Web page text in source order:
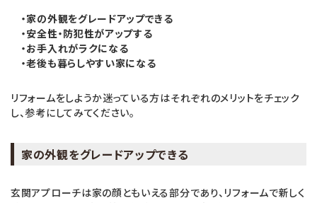
・家の外観をグレードアップできる
・安全性・防犯性がアップする
・お手入れがラクになる
・老後も暮らしやすい家になる
リフォームをしようか迷っている方はそれぞれのメリットをチェック
し、参考にしてみてください。
家の外観をグレードアップできる
玄関アプローチは家の顔ともいえる部分であり、リフォームで新しく